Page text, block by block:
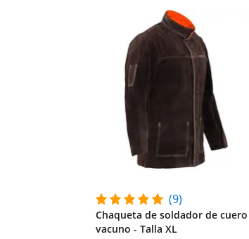
(9)
Chaqueta de soldador de cuero
vacuno - Talla XL